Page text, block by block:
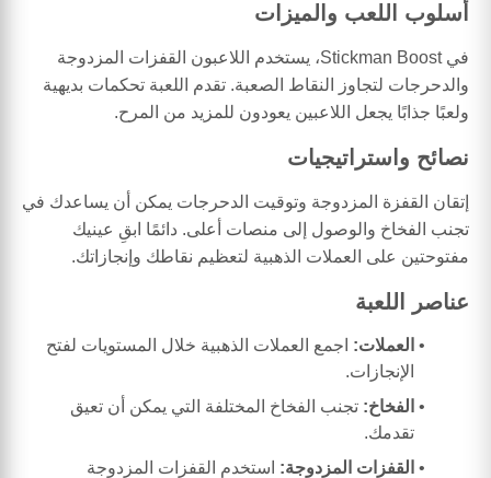
أسلوب اللعب والميزات
في Stickman Boost، يستخدم اللاعبون القفزات المزدوجة
والدحرجات لتجاوز النقاط الصعبة. تقدم اللعبة تحكمات بديهية
ولعبًا جذابًا يجعل اللاعبين يعودون للمزيد من المرح.
نصائح واستراتيجيات
إتقان القفزة المزدوجة وتوقيت الدحرجات يمكن أن يساعدك في
تجنب الفخاخ والوصول إلى منصات أعلى. دائمًا ابقِ عينيك
مفتوحتين على العملات الذهبية لتعظيم نقاطك وإنجازاتك.
عناصر اللعبة
العملات: اجمع العملات الذهبية خلال المستويات لفتح
الإنجازات.
الفخاخ: تجنب الفخاخ المختلفة التي يمكن أن تعيق
تقدمك.
القفزات المزدوجة: استخدم القفزات المزدوجة